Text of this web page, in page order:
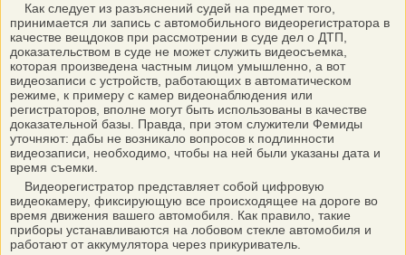
Как следует из разъяснений судей на предмет того,
принимается ли запись с автомобильного видеорегистратора в
качестве вещдоков при рассмотрении в суде дел о ДТП,
доказательством в суде не может служить видеосъемка,
которая произведена частным лицом умышленно, а вот
видеозаписи с устройств, работающих в автоматическом
режиме, к примеру с камер видеонаблюдения или
регистраторов, вполне могут быть использованы в качестве
доказательной базы. Правда, при этом служители Фемиды
уточняют: дабы не возникало вопросов к подлинности
видеозаписи, необходимо, чтобы на ней были указаны дата и
время съемки.
Видеорегистратор представляет собой цифровую
видеокамеру, фиксирующую все происходящее на дороге во
время движения вашего автомобиля. Как правило, такие
приборы устанавливаются на лобовом стекле автомобиля и
работают от аккумулятора через прикуриватель.